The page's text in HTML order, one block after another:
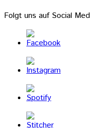
Folgt uns auf Social